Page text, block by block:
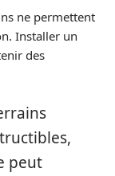
ne permettent
Installer un
des
peut